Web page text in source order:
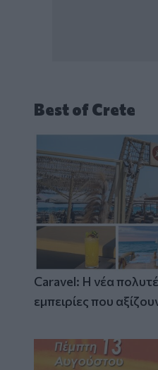
Best of Crete
Caravel: Η νέα
εμπειρίες που